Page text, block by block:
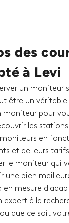
des
à Levi
un moniteur
être un
moniteur pour
les
en
et de leurs
le moniteur qui
une bien
en mesure
expert à la
que ce soit